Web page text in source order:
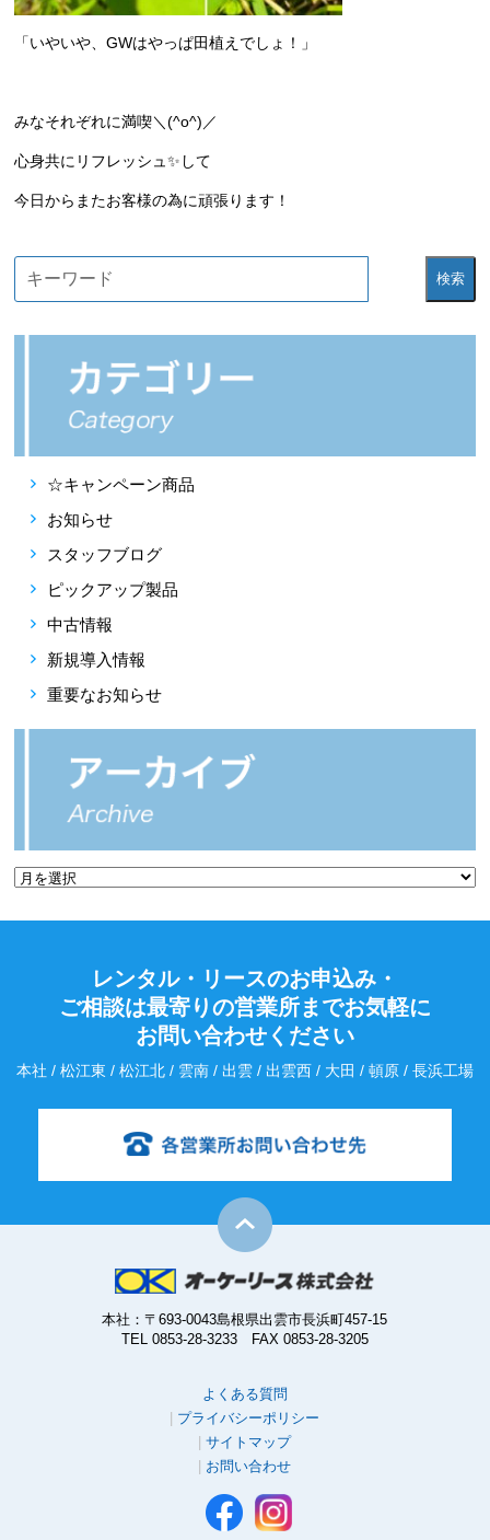
「いやいや、GWはやっぱ田植えでしょ！」
みなそれぞれに満喫＼(^o^)／
心身共にリフレッシュ✨して
今日からまたお客様の為に頑張ります！
検索
☆キャンペーン商品
お知らせ
スタッフブログ
ピックアップ製品
中古情報
新規導入情報
重要なお知らせ
レンタル・リースのお申込み・
ご相談は最寄りの営業所までお気軽に
お問い合わせください
本社 / 松江東 / 松江北 / 雲南 / 出雲 / 出雲西 / 大田 / 頓原 / 長浜工場
本社：〒693-0043島根県出雲市長浜町457-15
TEL 0853-28-3233 FAX 0853-28-3205
よくある質問
プライバシーポリシー
サイトマップ
お問い合わせ